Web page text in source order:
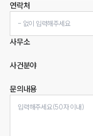
연락처
사무소
사건분야
문의내용